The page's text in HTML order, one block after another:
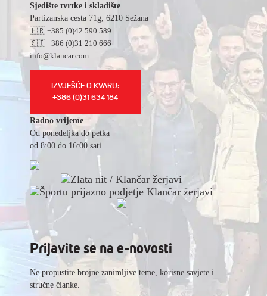
Sjedište tvrtke i skladište
Partizanska cesta 71g, 6210 Sežana
🇭🇷 +385 (0)42 590 589
🇸🇮 +386 (0)31 210 666
info@klancar.com
IZVJEŠĆE O KVARU:
+386 (0)31 634 184
Radno vrijeme
Od ponedeljka do petka
od 8:00 do 16:00 sati
Prijavite se na e-novosti
Ne propustite brojne zanimljive teme, korisne savjete i
stručne članke.